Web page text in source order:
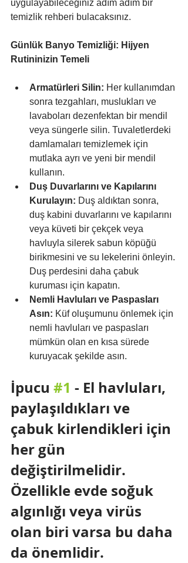
uygulayabileceğiniz adım adım bir
temizlik rehberi bulacaksınız.
Günlük Banyo Temizliği: Hijyen
Rutininizin Temeli
Armatürleri Silin: Her kullanımdan
sonra tezgahları, muslukları ve
lavaboları dezenfektan bir mendil
veya süngerle silin. Tuvaletlerdeki
damlamaları temizlemek için
mutlaka ayrı ve yeni bir mendil
kullanın.
Duş Duvarlarını ve Kapılarını
Kurulayın: Duş aldıktan sonra,
duş kabini duvarlarını ve kapılarını
veya küveti bir çekçek veya
havluyla silerek sabun köpüğü
birikmesini ve su lekelerini önleyin.
Duş perdesini daha çabuk
kuruması için kapatın.
Nemli Havluları ve Paspasları
Asın: Küf oluşumunu önlemek için
nemli havluları ve paspasları
mümkün olan en kısa sürede
kuruyacak şekilde asın.
İpucu #1 - El havluları,
paylaşıldıkları ve
çabuk kirlendikleri için
her gün
değiştirilmelidir.
Özellikle evde soğuk
algınlığı veya virüs
olan biri varsa bu daha
da önemlidir.